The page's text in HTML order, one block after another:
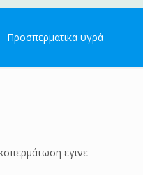
Προσπερματικα υγρά
εγινε